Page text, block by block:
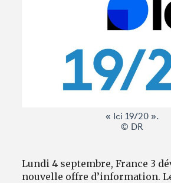
« Ici 19/20 ».
© DR
Lundi 4 septembre, France 3
nouvelle offre d’information.